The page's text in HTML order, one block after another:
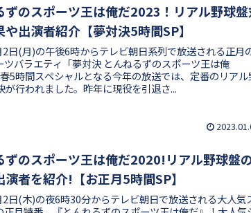
ずのスポーツ王は俺だ2023！リアル野球盤
出演者紹介【夢対決5時間SP】
日(月)の午後6時からテレビ朝日系列で放送される正月
ツバラエティ「夢対決 とんねるずのスポーツ王は俺
5時間スペシャルとなる今年の放送では、定番のリアル
が行われました。昨年に現役を引退さ...
ずのスポーツ王は俺だ2020!リアル野球盤
演者を紹介!【お正月5時間SP】
日(木)の夜6時30分からテレビ朝日で放送される大人気